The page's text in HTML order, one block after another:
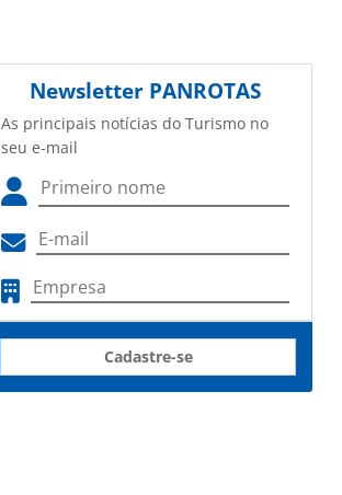
Newsletter PANROTAS
As principais notícias do Turismo no
seu e-mail
Cadastre-se